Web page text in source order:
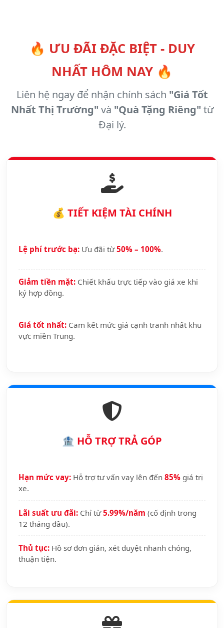
🔥 ƯU ĐÃI ĐẶC BIỆT - DUY
NHẤT HÔM NAY 🔥
Liên hệ ngay để nhận chính sách "Giá Tốt
Nhất Thị Trường" và "Quà Tặng Riêng" từ
Đại lý.
💰 TIẾT KIỆM TÀI CHÍNH
Lệ phí trước bạ: Ưu đãi từ50% – 100%.
Giảm tiền mặt: Chiết khấu trực tiếp vào giá xe khi
ký hợp đồng.
Giá tốt nhất: Cam kết mức giá cạnh tranh nhất khu
vực miền Trung.
🏦 HỖ TRỢ TRẢ GÓP
Hạn mức vay: Hỗ trợ tư vấn vay lên đến 85% giá trị
xe.
Lãi suất ưu đãi: Chỉ từ5.99%/năm (cố định trong
12 tháng đầu).
Thủ tục: Hồ sơ đơn giản, xét duyệt nhanh chóng,
thuận tiện.